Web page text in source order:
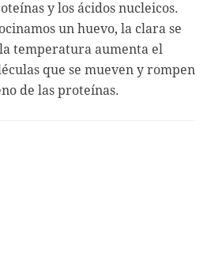
y los ácidos nucleicos.
un huevo, la clara se
temperatura aumenta el
que se mueven y rompen
de las proteínas.